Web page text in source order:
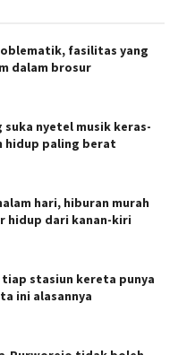
fasilitas yang
dalam brosur
nyetel musik keras-
hidup paling berat
hari, hiburan murah
hidup dari kanan-kiri
stasiun kereta punya
ini alasannya